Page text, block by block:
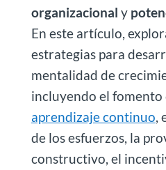
organizacional y
En este artículo,
estrategias para
mentalidad de
incluyendo el
aprendizaje continuo
de los esfuerzos, la
constructivo, el